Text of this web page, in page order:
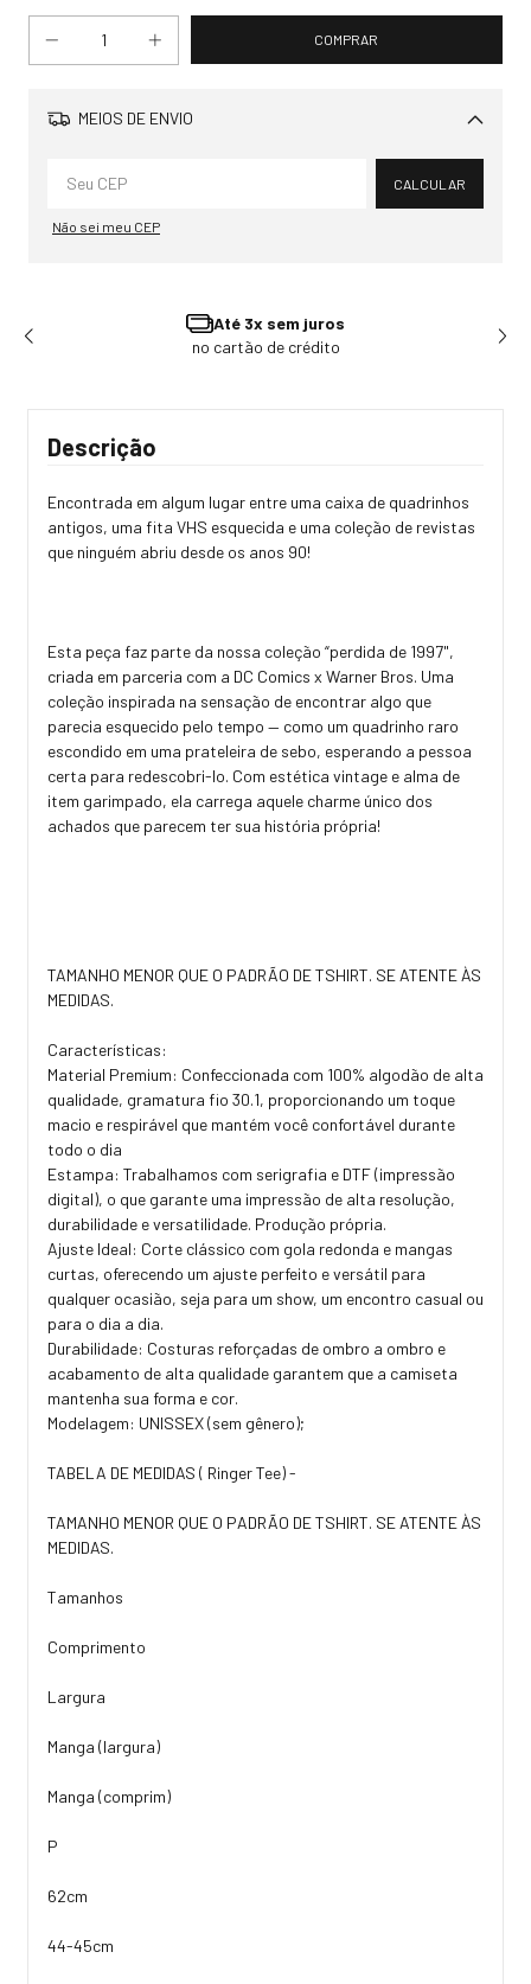
MEIOS DE ENVIO
Alterar CEP
CALCULAR
Não sei meu CEP
Ganhe 3% OFF
Pagando no Pix
Descrição
Encontrada em algum lugar entre uma caixa de quadrinhos
antigos, uma fita VHS esquecida e uma coleção de revistas
que ninguém abriu desde os anos 90!
Esta peça faz parte da nossa coleção “perdida de 1997",
criada em parceria com a DC Comics x Warner Bros. Uma
coleção inspirada na sensação de encontrar algo que
parecia esquecido pelo tempo — como um quadrinho raro
escondido em uma prateleira de sebo, esperando a pessoa
certa para redescobri-lo. Com estética vintage e alma de
item garimpado, ela carrega aquele charme único dos
achados que parecem ter sua história própria!
TAMANHO MENOR QUE O PADRÃO DE TSHIRT. SE ATENTE ÀS
MEDIDAS.
Características:
Material Premium: Confeccionada com 100% algodão de alta
qualidade, gramatura fio 30.1, proporcionando um toque
macio e respirável que mantém você confortável durante
todo o dia
Estampa: Trabalhamos com serigrafia e DTF (impressão
digital), o que garante uma impressão de alta resolução,
durabilidade e versatilidade. Produção própria.
Ajuste Ideal: Corte clássico com gola redonda e mangas
curtas, oferecendo um ajuste perfeito e versátil para
qualquer ocasião, seja para um show, um encontro casual ou
para o dia a dia.
Durabilidade: Costuras reforçadas de ombro a ombro e
acabamento de alta qualidade garantem que a camiseta
mantenha sua forma e cor.
Modelagem: UNISSEX (sem gênero);
TABELA DE MEDIDAS ( Ringer Tee) -
TAMANHO MENOR QUE O PADRÃO DE TSHIRT. SE ATENTE ÀS
MEDIDAS.
Tamanhos
Comprimento
Largura
Manga (largura)
Manga (comprim)
P
62cm
44-45cm